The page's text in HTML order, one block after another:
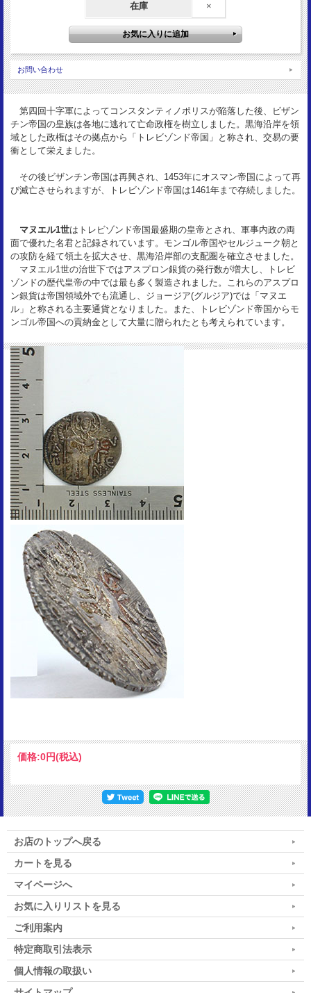
聖エウゲニウス
マヌエル1世
サイズ：
22mm
2.89g
状 態：
VF+ toned
在庫 ×
お問い合わせ
第四回十字軍によってコンスタンティノポリスが陥落した後、ビザン
チン帝国の皇族は各地に逃れて亡命政権を樹立しました。黒海沿岸を領
域とした政権はその拠点から「トレビゾンド帝国」と称され、交易の要
衝として栄えました。
その後ビザンチン帝国は再興され、1453年にオスマン帝国によって再
び滅亡させられますが、トレビゾンド帝国は1461年まで存続しました。
マヌエル1世はトレビゾンド帝国最盛期の皇帝とされ、軍事内政の両
面で優れた名君と記録されています。モンゴル帝国やセルジューク朝と
の攻防を経て領土を拡大させ、黒海沿岸部の支配圏を確立させました。
マヌエル1世の治世下ではアスプロン銀貨の発行数が増大し、トレビ
ゾンドの歴代皇帝の中では最も多く製造されました。これらのアスプロ
ン銀貨は帝国領域外でも流通し、ジョージア(グルジア)では「マヌエ
ル」と称される主要通貨となりました。また、トレビゾンド帝国からモ
ンゴル帝国への貢納金として大量に贈られたとも考えられています。
価格:0円(税込)
お店のトップへ戻る
カートを見る
マイページへ
お気に入りリストを見る
ご利用案内
特定商取引法表示
個人情報の取扱い